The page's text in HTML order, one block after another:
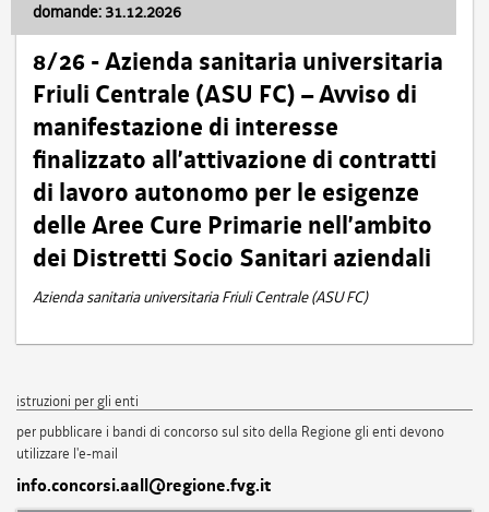
domande: 31.12.2026
8/26 - Azienda sanitaria universitaria
Friuli Centrale (ASU FC) – Avviso di
manifestazione di interesse
finalizzato all’attivazione di contratti
di lavoro autonomo per le esigenze
delle Aree Cure Primarie nell’ambito
dei Distretti Socio Sanitari aziendali
Azienda sanitaria universitaria Friuli Centrale (ASU FC)
istruzioni per gli enti
per pubblicare i bandi di concorso sul sito della Regione gli enti devono
utilizzare l'e-mail
info.concorsi.aall@regione.fvg.it